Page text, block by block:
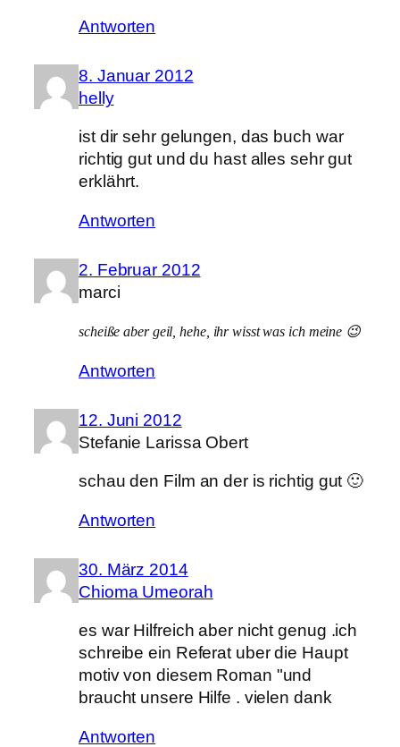
Antworten
8. Januar 2012
helly
ist dir sehr gelungen, das buch war
richtig gut und du hast alles sehr gut
erklährt.
Antworten
2. Februar 2012
marci
scheiße aber geil, hehe, ihr wisst was ich meine 😉
Antworten
12. Juni 2012
Stefanie Larissa Obert
schau den Film an der is richtig gut 🙂
Antworten
30. März 2014
Chioma Umeorah
es war Hilfreich aber nicht genug .ich
schreibe ein Referat uber die Haupt
motiv von diesem Roman "und
braucht unsere Hilfe . vielen dank
Antworten